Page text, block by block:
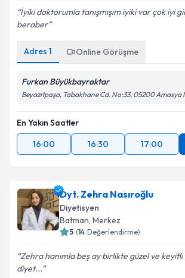
İyiki doktorumla tanışmışım iyiki var çok iyi
beraber
Adres 1 Online Görüşme
Furkan Büyükbayraktar
Beyazıtpaşa, Tabakhane Cd. No:33, 05200 Amasya
En Yakın Saatler
16:00
16:30 17:00
Dyt. Zehra Nasıroğlu
Diyetisyen
Batman, Merkez
5 (14 Değerlendirme)
Zehra hanımla beş ay birlikte güzel ve
diyet...